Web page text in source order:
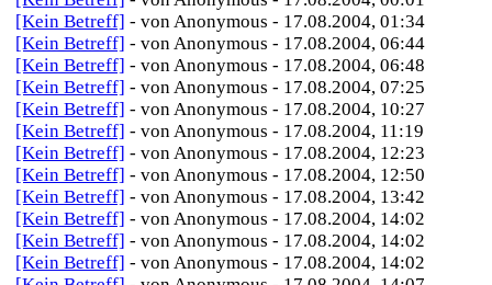
[Kein Betreff] - von Anonymous - 17.08.2004, 01:34
[Kein Betreff] - von Anonymous - 17.08.2004, 06:44
[Kein Betreff] - von Anonymous - 17.08.2004, 06:48
[Kein Betreff] - von Anonymous - 17.08.2004, 07:25
[Kein Betreff] - von Anonymous - 17.08.2004, 10:27
[Kein Betreff] - von Anonymous - 17.08.2004, 11:19
[Kein Betreff] - von Anonymous - 17.08.2004, 12:23
[Kein Betreff] - von Anonymous - 17.08.2004, 12:50
[Kein Betreff] - von Anonymous - 17.08.2004, 13:42
[Kein Betreff] - von Anonymous - 17.08.2004, 14:02
[Kein Betreff] - von Anonymous - 17.08.2004, 14:02
[Kein Betreff] - von Anonymous - 17.08.2004, 14:02